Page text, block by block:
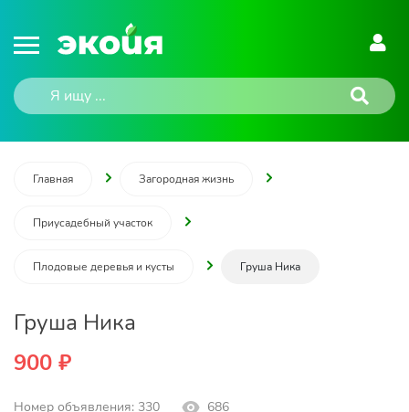
Главная Загородная жизнь
Приусадебный участок
Плодовые деревья и кусты Груша Ника
Груша Ника
900 ₽
Номер объявления: 330 686